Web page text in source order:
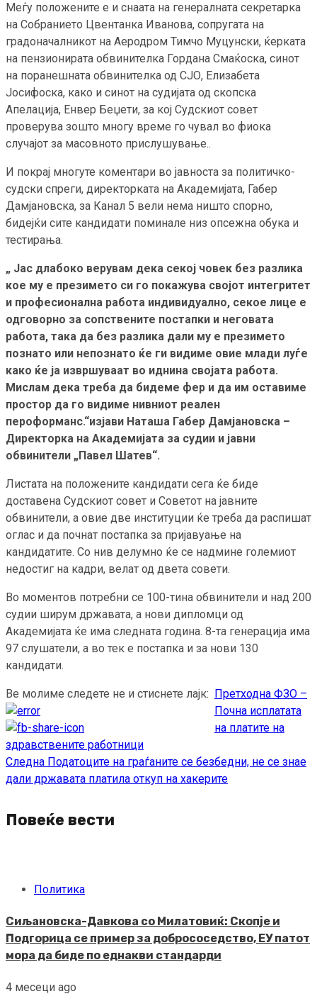
Меѓу положените е и снаата на генералната секретарка
на Собранието Цвентанка Иванова, сопругата на
градоначалникот на Аеродром Тимчо Муцунски, ќерката
на пензионирата обвинителка Гордана Смаќоска, синот
на поранешната обвинителка од СЈО, Елизабета
Јосифоска, како и синот на судијата од скопска
Апелација, Енвер Беџети, за кој Судскиот совет
проверува зошто многу време го чувал во фиока
случајот за масовното прислушување..
И покрај многуте коментари во јавноста за политичко-
судски спреги, директорката на Академијата, Габер
Дамјановска, за Канал 5 вели нема ништо спорно,
бидејќи сите кандидати поминале низ опсежна обука и
тестирања.
„ Јас длабоко верувам дека секој човек без разлика
кое му е презимето си го покажува својот интегритет
и професионална работа индивидуално, секое лице е
одговорно за сопствените постапки и неговата
работа, така да без разлика дали му е презимето
познато или непознато ќе ги видиме овие млади луѓе
како ќе ја извршуваат во иднина својата работа.
Мислам дека треба да бидеме фер и да им оставиме
простор да го видиме нивниот реален
пероформанс.“изјави Наташа Габер Дамјановска –
Директорка на Академијата за судии и јавни
обвинители „Павел Шатев“.
Листата на положените кандидати сега ќе биде
доставена Судскиот совет и Советот на јавните
обвинители, а овие две институции ќе треба да распишат
оглас и да почнат постапка за пријавуање на
кандидатите. Со нив делумно ќе се надмине големиот
недостиг на кадри, велат од двета совети.
Во моментов потребни се 100-тина обвинители и над 200
судии ширум државата, а нови дипломци од
Академијата ќе има следната година. 8-та генерација има
97 слушатели, а во тек е постапка и за нови 130
кандидати.
Ве молиме следете не и стиснете лајк:
Continue
Reading
Претходна ФЗО –
Почна исплатата
на платите на
здравствените работници
Следна Податоците на граѓаните се безбедни, не се знае
дали државата платила откуп на хакерите
Повеќе вести
Политика
Сиљановска-Давкова со Милатовиќ: Скопје и
Подгорица се пример за добрососедство, ЕУ патот
мора да биде по еднакви стандарди
4 месеци ago